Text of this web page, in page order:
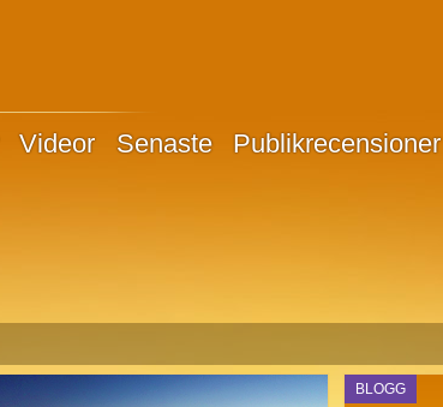
Videor Senaste Publikrecensioner
BLOGG